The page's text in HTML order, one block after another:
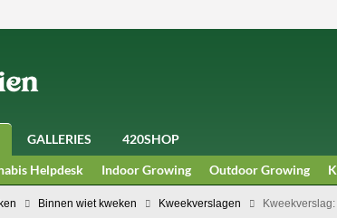
GALLERIES
420SHOP
Helpdesk Indoor Growing Outdoor Growing
Binnen wiet kweken Kweekverslagen